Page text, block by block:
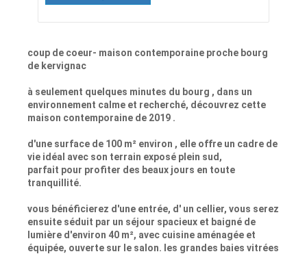
coup de coeur- maison contemporaine proche bourg
de kervignac
à seulement quelques minutes du bourg , dans un
environnement calme et recherché, découvrez cette
maison contemporaine de 2019 .
d'une surface de 100 m² environ , elle offre un cadre de
vie idéal avec son terrain exposé plein sud,
parfait pour profiter des beaux jours en toute
tranquillité.
vous bénéficierez d'une entrée, d' un cellier, vous serez
ensuite séduit par un séjour spacieux et baigné de
lumière d'environ 40 m², avec cuisine aménagée et
équipée, ouverte sur le salon. les grandes baies vitrées